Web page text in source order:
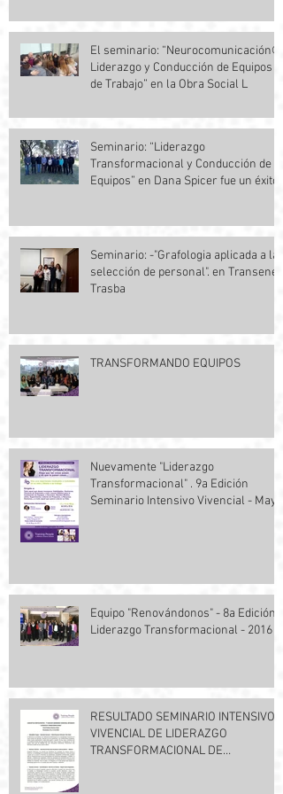
El seminario: “Neurocomunicación©,
Liderazgo y Conducción de Equipos
de Trabajo” en la Obra Social L
Seminario: “Liderazgo
Transformacional y Conducción de
Equipos” en Dana Spicer fue un éxito.
Seminario: -"Grafologia aplicada a la
selección de personal". en Transener
Trasba
TRANSFORMANDO EQUIPOS
Nuevamente "Liderazgo
Transformacional" . 9a Edición
Seminario Intensivo Vivencial - Mayo
Equipo "Renovándonos" - 8a Edición
Liderazgo Transformacional - 2016
RESULTADO SEMINARIO INTENSIVO Y
VIVENCIAL DE LIDERAZGO
TRANSFORMACIONAL DE